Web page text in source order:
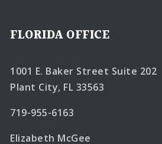
FLORIDA OFFICE
1001 E. Baker Street Suite 202
Plant City, FL 33563
719-955-6163
Elizabeth McGee